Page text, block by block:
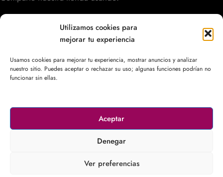
Utilizamos cookies para
mejorar tu experiencia
Usamos cookies para mejorar tu experiencia, mostrar anuncios y analizar
nuestro sitio. Puedes aceptar o rechazar su uso; algunas funciones podrían no
funcionar sin ellas.
Aceptar
Denegar
Ver preferencias
POLÍTICAS / INFORMACIÓN
ACCESO RÁPIDO
© 2003–2026DetalleShop. Todos los derechos reservados.